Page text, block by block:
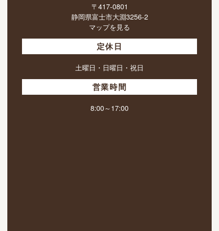
〒417-0801
静岡県富士市大淵3256-2
マップを見る
定休日
土曜日・日曜日・祝日
営業時間
8:00～17:00